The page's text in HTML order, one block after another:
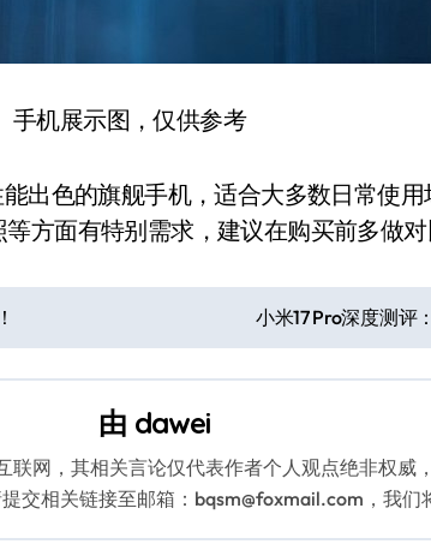
手机展示图，仅供参考
色的旗舰手机，适合大多数日常使用
方面有特别需求，建议在购买前多做对
小米17 Pro深度测评
由 dawei
联网，其相关言论仅代表作者个人观点绝非权威
交相关链接至邮箱：bqsm@foxmail.com，我们